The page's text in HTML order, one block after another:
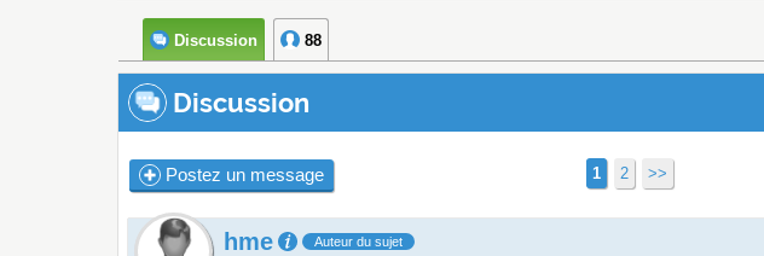
Discussion 88
Discussion
Postez un message 1 2 >>
hme Auteur du sujet